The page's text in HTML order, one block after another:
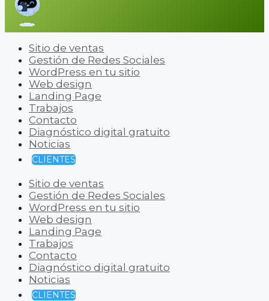
Sitio de ventas
Gestión de Redes Sociales
WordPress en tu sitio
Web design
Landing Page
Trabajos
Contacto
Diagnóstico digital gratuito
Noticias
CLIENTES
Sitio de ventas
Gestión de Redes Sociales
WordPress en tu sitio
Web design
Landing Page
Trabajos
Contacto
Diagnóstico digital gratuito
Noticias
CLIENTES